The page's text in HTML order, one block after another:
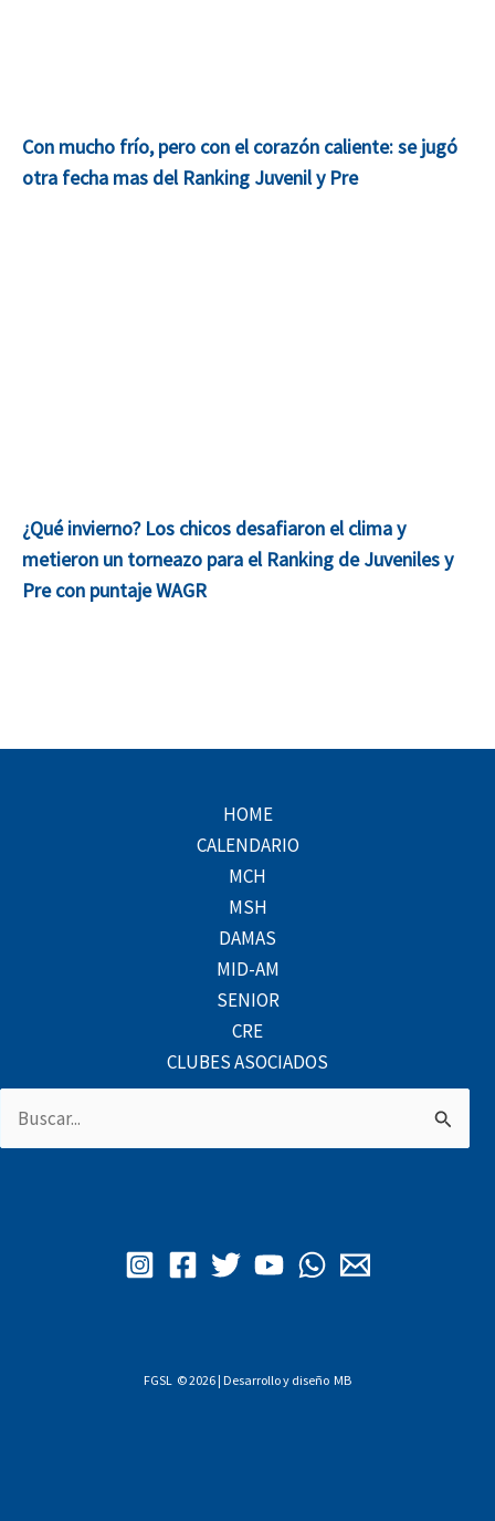
Con mucho frío, pero con el corazón caliente: se jugó
otra fecha mas del Ranking Juvenil y Pre
¿Qué invierno? Los chicos desafiaron el clima y
metieron un torneazo para el Ranking de Juveniles y
Pre con puntaje WAGR
HOME
CALENDARIO
MCH
MSH
DAMAS
MID-AM
SENIOR
CRE
CLUBES ASOCIADOS
Buscar
por:
FGSL © 2026 | Desarrollo y diseño MB